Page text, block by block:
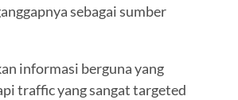
sebagai sumber
informasi berguna yang
traffic yang sangat targeted